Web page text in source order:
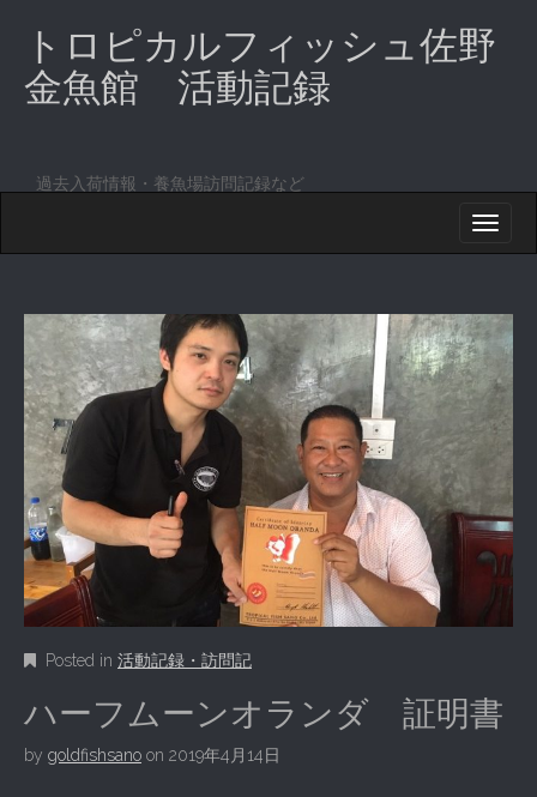
トロピカルフィッシュ佐野
金魚館 活動記録
過去入荷情報・養魚場訪問記録など
N
M
E
N
U
O
C
O
N
T
E
N
Posted in 活動記録・訪問記
ハーフムーンオランダ 証明書
by goldfishsano on 2019年4月14日